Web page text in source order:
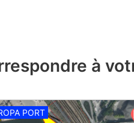
à
PORT